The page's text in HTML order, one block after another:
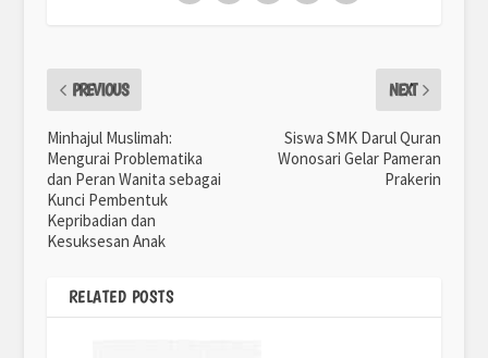
PREVIOUS
Minhajul Muslimah:
Mengurai Problematika
dan Peran Wanita sebagai
Kunci Pembentuk
Kepribadian dan
Kesuksesan Anak
NEXT
Siswa SMK Darul Quran
Wonosari Gelar Pameran
Prakerin
RELATED POSTS